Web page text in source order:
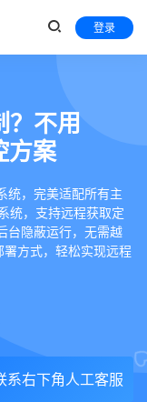
登录
？不用
方案
统，完美适配所有主
统，支持远程获取定
台隐蔽运行，无需越
方式，轻松实现远程
系右下角人工客服